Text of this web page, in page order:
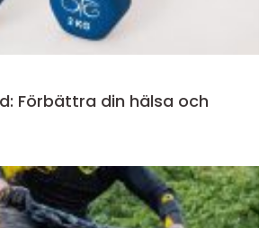
Förbättra din hälsa och